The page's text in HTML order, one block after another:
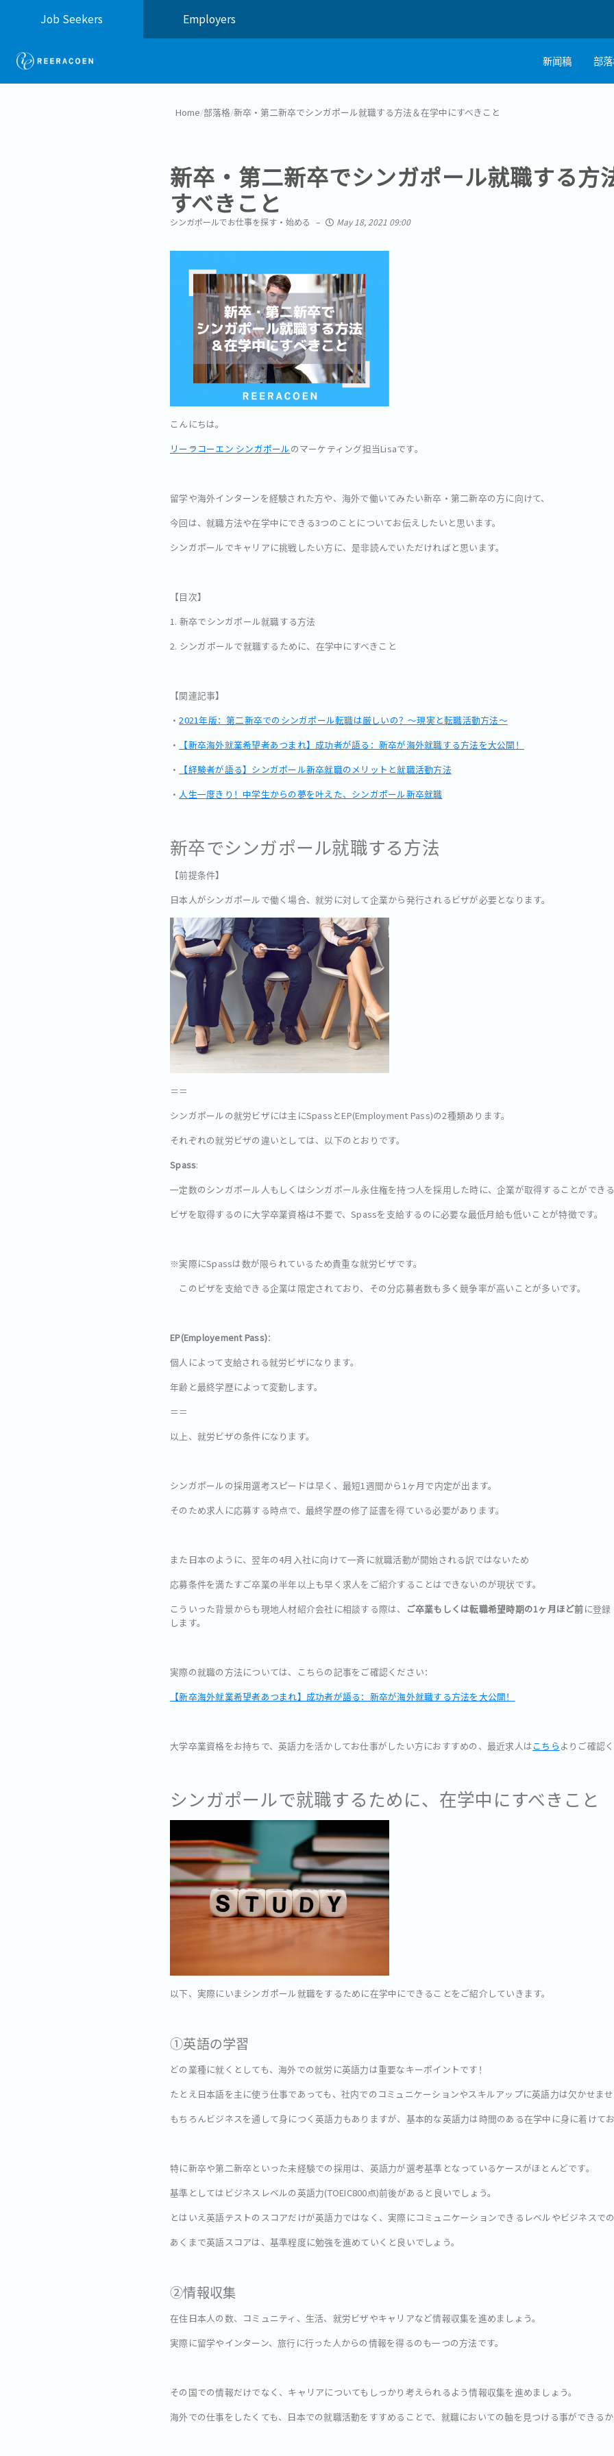
Job Seekers Employers
新闻稿 部
Home/部落格/新卒・第二新卒でシンガポール就職する方法＆在学中にすべきこと
新卒・第二新卒でシンガポール就職する方
すべきこと
シンガポールでお仕事を探す・始める May 18, 2021 09:00
こんにちは。
リーラコーエン シンガポールのマーケティング担当Lisaです。
留学や海外インターンを経験された方や、海外で働いてみたい新卒・第二新卒の方に向けて、
今回は、就職方法や在学中にできる3つのことについてお伝えしたいと思います。
シンガポールでキャリアに挑戦したい方に、是非読んでいただければと思います。
【目次】
1. 新卒でシンガポール就職する方法
2. シンガポールで就職するために、在学中にすべきこと
【関連記事】
・2021年版：第二新卒でのシンガポール転職は厳しいの？～現実と転職活動方法～
・
【新卒海外就業希望者あつまれ】成功者が語る：新卒が海外就職する方法を大公開！
・
【経験者が語る】シンガポール新卒就職のメリットと就職活動方法
・ 人生一度きり！中学生からの夢を叶えた、シンガポール新卒就職
新卒でシンガポール就職する方法
【前提条件】
日本人がシンガポールで働く場合、就労に対して企業から発行されるビザが必要となります。
＝＝
シンガポールの就労ビザには主にSpassとEP(Employment Pass)の2種類あります。
それぞれの就労ビザの違いとしては、以下のとおりです。
Spass:
一定数のシンガポール人もしくはシンガポール永住権を持つ人を採用した時に、企業が取得することができる
ビザを取得するのに大学卒業資格は不要で、Spassを支給するのに必要な最低月給も低いことが特徴です。
※実際にSpassは数が限られているため貴重な就労ビザです。
このビザを支給できる企業は限定されており、その分応募者数も多く競争率が高いことが多いです。
EP(Employement Pass)：
個人によって支給される就労ビザになります。
年齢と最終学歴によって変動します。
＝＝
以上、就労ビザの条件になります。
シンガポールの採用選考スピードは早く、最短1週間から1ヶ月で内定が出ます。
そのため求人に応募する時点で、最終学歴の修了証書を得ている必要があります。
また日本のように、翌年の4月入社に向けて一斉に就職活動が開始される訳ではないため
応募条件を満たすご卒業の半年以上も早く求人をご紹介することはできないのが現状です。
こういった背景からも現地人材紹介会社に相談する際は、
ご卒業もしくは転職希望時期の1ヶ月ほど前に登
します。
実際の就職の方法については、こちらの記事をご確認ください：
【新卒海外就業希望者あつまれ】成功者が語る：新卒が海外就職する方法を大公開！
大学卒業資格をお持ちで、英語力を活かしてお仕事がしたい方におすすめの、最近求人はこちら よりご確認く
シンガポールで就職するために、在学中にすべきこと
以下、実際にいまシンガポール就職をするために在学中にできることをご紹介していきます。
①英語の学習
どの業種に就くとしても、海外での就労に英語力は重要なキーポイントです！
たとえ日本語を主に使う仕事であっても、社内でのコミュニケーションやスキルアップに英語力は欠かせませ
もちろんビジネスを通して身につく英語力もありますが、基本的な英語力は時間のある在学中に身に着けてお
特に新卒や第二新卒といった未経験での採用は、英語力が選考基準となっているケースがほとんどです。
基準としてはビジネスレベルの英語力(TOEIC800点)前後があると良いでしょう。
とはいえ英語テストのスコアだけが英語力ではなく、実際にコミュニケーションできるレベルやビジネスでの
あくまで英語スコアは、基準程度に勉強を進めていくと良いでしょう。
②情報収集
在住日本人の数、コミュニティ、生活、就労ビザやキャリアなど情報収集を進めましょう。
実際に留学やインターン、旅行に行った人からの情報を得るのも一つの方法です。
その国での情報だけでなく、キャリアについてもしっかり考えられるよう情報収集を進めましょう。
海外での仕事をしたくても、日本での就職活動をすすめることで、就職においての軸を見つける事ができるか